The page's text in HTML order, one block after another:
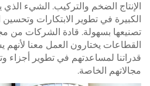
الإنتاج الضخم والتركيب. الشيء الذي
الكبيرة في تطوير الابتكارات وتحسين
تصنيعها بسهولة. قادة الشركات من
القطاعات يختارون العمل معنا لأنهم
قدراتنا لمساعدتهم في تطوير أجزاء
مجالاتهم الخاصة.